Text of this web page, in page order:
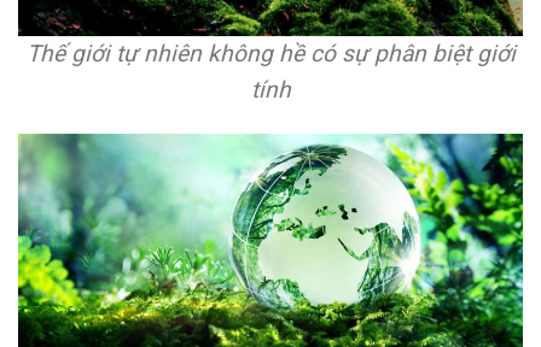
Thế giới tự nhiên không hề có sự phân biệt giới
tính